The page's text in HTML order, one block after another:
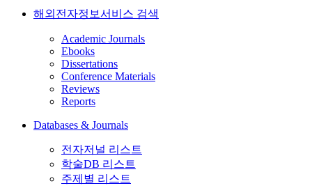
해외전자정보서비스 검색
Academic Journals
Ebooks
Dissertations
Conference Materials
Reviews
Reports
Databases & Journals
전자저널 리스트
학술DB 리스트
주제별 리스트